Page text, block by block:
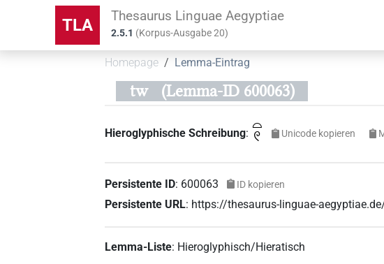
TLA Thesaurus Linguae Aegyptiae
2.5.1 (Korpus-Ausgabe20)
Homepage Lemma-Eintrag
tw (Lemma-ID 600063)
Hieroglyphische Schreibung: 𓏏𓏲 Unicode kopieren
Persistente ID: 600063 ID kopieren
Persistente URL: https://thesaurus-linguae-
Lemma-Liste: Hieroglyphisch/Hieratisch